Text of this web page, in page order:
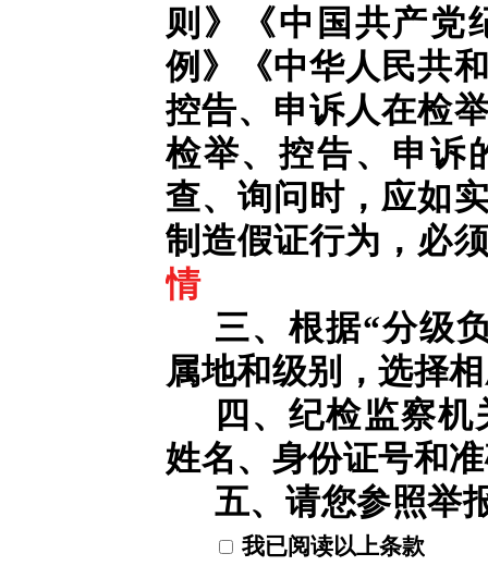
则》《中国共产党
例》《中华人民共
控告、申诉人在检
检举、控告、申诉
查、询问时，应如
制造假证行为，必
情
三、根据“分级
属地和级别，选择
四、纪检监察
姓名、身份证号和
五、请您参照举
我已阅读以上条款